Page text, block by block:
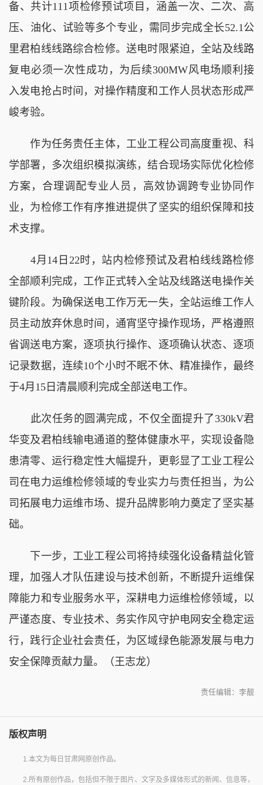
备、共计111项检修预试项目，涵盖一次、二次、高
压、油化、试验等多个专业，需同步完成全长52.1公
里君柏线线路综合检修。送电时限紧迫，全站及线路
复电必须一次性成功，为后续300MW风电场顺利接
入发电抢占时间，对操作精度和工作人员状态形成严
峻考验。
作为任务责任主体，工业工程公司高度重视、科
学部署，多次组织模拟演练，结合现场实际优化检修
方案，合理调配专业人员，高效协调跨专业协同作
业，为检修工作有序推进提供了坚实的组织保障和技
术支撑。
4月14日22时，站内检修预试及君柏线线路检修
全部顺利完成，工作正式转入全站及线路送电操作关
键阶段。为确保送电工作万无一失，全站运维工作人
员主动放弃休息时间，通宵坚守操作现场，严格遵照
省调送电方案，逐项执行操作、逐项确认状态、逐项
记录数据，连续10个小时不眠不休、精准操作，最终
于4月15日清晨顺利完成全部送电工作。
此次任务的圆满完成，不仅全面提升了330kV君
华变及君柏线输电通道的整体健康水平，实现设备隐
患清零、运行稳定性大幅提升，更彰显了工业工程公
司在电力运维检修领域的专业实力与责任担当，为公
司拓展电力运维市场、提升品牌影响力奠定了坚实基
础。
下一步，工业工程公司将持续强化设备精益化管
理，加强人才队伍建设与技术创新，不断提升运维保
障能力和专业服务水平，深耕电力运维检修领域，以
严谨态度、专业技术、务实作风守护电网安全稳定运
行，践行企业社会责任，为区域绿色能源发展与电力
安全保障贡献力量。（王志龙）
责任编辑：李靓
版权声明
1.本文为每日甘肃网原创作品。
2.所有原创作品，包括但不限于图片、文字及多媒体形式的新闻、信息等，